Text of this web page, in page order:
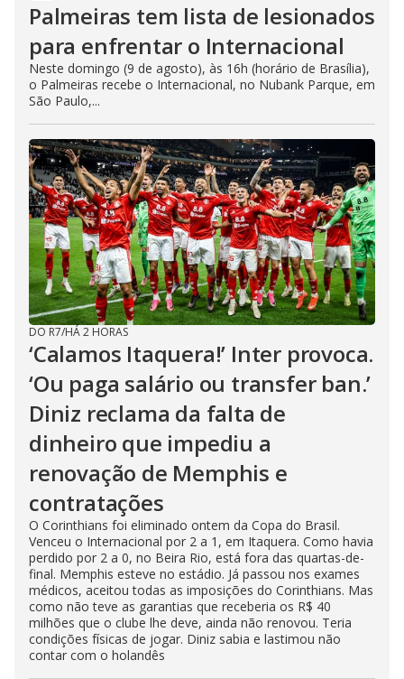
Palmeiras tem lista de lesionados
para enfrentar o Internacional
Neste domingo (9 de agosto), às 16h (horário de Brasília),
o Palmeiras recebe o Internacional, no Nubank Parque, em
São Paulo,...
DO R7/HÁ 2 HORAS
‘Calamos Itaquera!’ Inter provoca.
‘Ou paga salário ou transfer ban.’
Diniz reclama da falta de
dinheiro que impediu a
renovação de Memphis e
contratações
O Corinthians foi eliminado ontem da Copa do Brasil.
Venceu o Internacional por 2 a 1, em Itaquera. Como havia
perdido por 2 a 0, no Beira Rio, está fora das quartas-de-
final. Memphis esteve no estádio. Já passou nos exames
médicos, aceitou todas as imposições do Corinthians. Mas
como não teve as garantias que receberia os R$ 40
milhões que o clube lhe deve, ainda não renovou. Teria
condições físicas de jogar. Diniz sabia e lastimou não
contar com o holandês